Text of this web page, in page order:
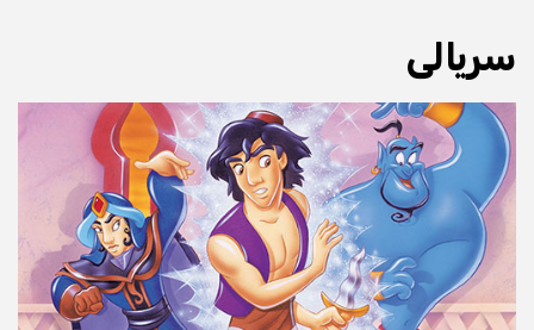
سریالی